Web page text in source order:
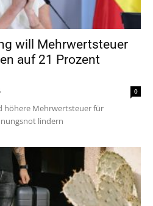
will Mehrwertsteuer
auf 21 Prozent
0
höhere Mehrwertsteuer für
lindern